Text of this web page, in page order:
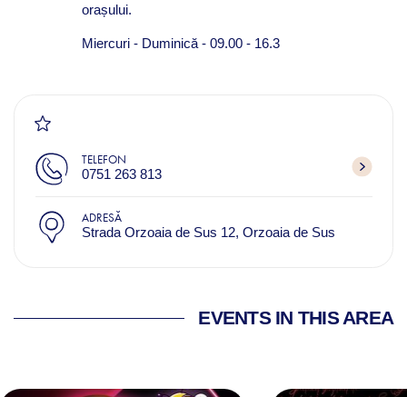
orașului.
Miercuri - Duminică - 09.00 - 16.3
TELEFON
0751 263 813
ADRESĂ
Strada Orzoaia de Sus 12, Orzoaia de Sus
EVENTS IN THIS AREA